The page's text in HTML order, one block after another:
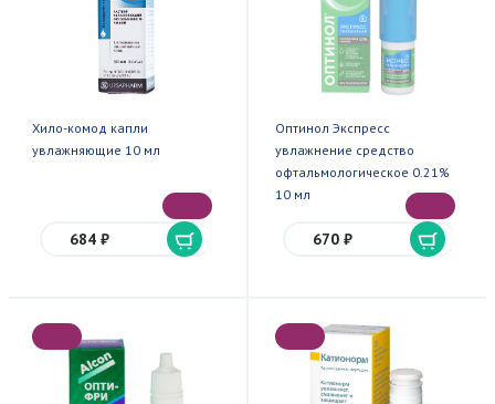
Хило-комод капли
увлажняющие 10 мл
684 ₽
Оптинол Экспресс
увлажнение средство
офтальмологическое 0.21%
10 мл
670 ₽